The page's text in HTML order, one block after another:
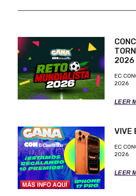
2026
EC
2026
LEER
VIVE
EC
2026
LEER